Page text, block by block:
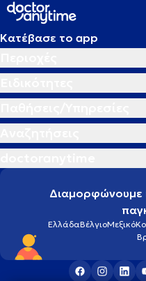
Κατέβασε το app
Διαμορφώνουμε
ΕλλάδαΒέλγιοΜεξικό